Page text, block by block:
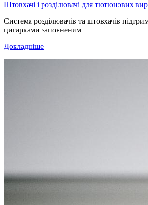
Штовхачі і розділювачі для тютюнових
Система розділювачів та штовхачів
цигарками заповненим
Докладніше